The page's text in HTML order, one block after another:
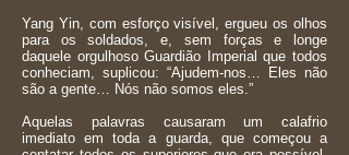
Yang Yin, com esforço visível, ergueu os olhos
para os soldados, e, sem forças e longe
daquele orgulhoso Guardião Imperial que todos
conheciam, suplicou: “Ajudem-nos… Eles não
são a gente… Nós não somos eles.”
Aquelas palavras causaram um calafrio
imediato em toda a guarda, que começou a